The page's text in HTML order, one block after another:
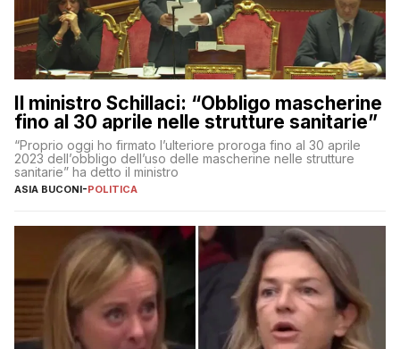
Il ministro Schillaci: “Obbligo mascherine
fino al 30 aprile nelle strutture sanitarie”
“Proprio oggi ho firmato l’ulteriore proroga fino al 30 aprile
2023 dell’obbligo dell’uso delle mascherine nelle strutture
sanitarie” ha detto il ministro
ASIA BUCONI-POLITICA